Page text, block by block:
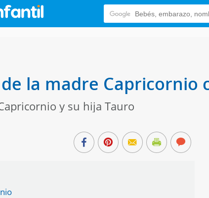
la madre Capricornio
y su hija Tauro